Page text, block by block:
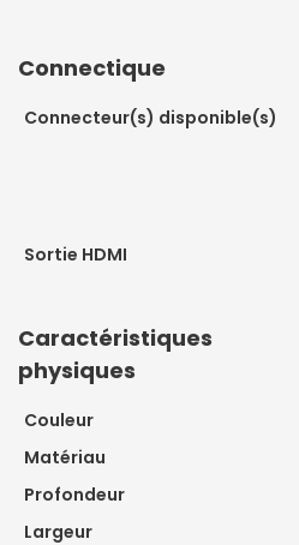
Connectique
Connecteur(s) disponible(s)
Sortie HDMI
Caractéristiques
physiques
Couleur
Matériau
Profondeur
Largeur